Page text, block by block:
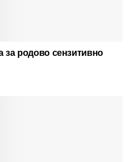
за родово сензитивно